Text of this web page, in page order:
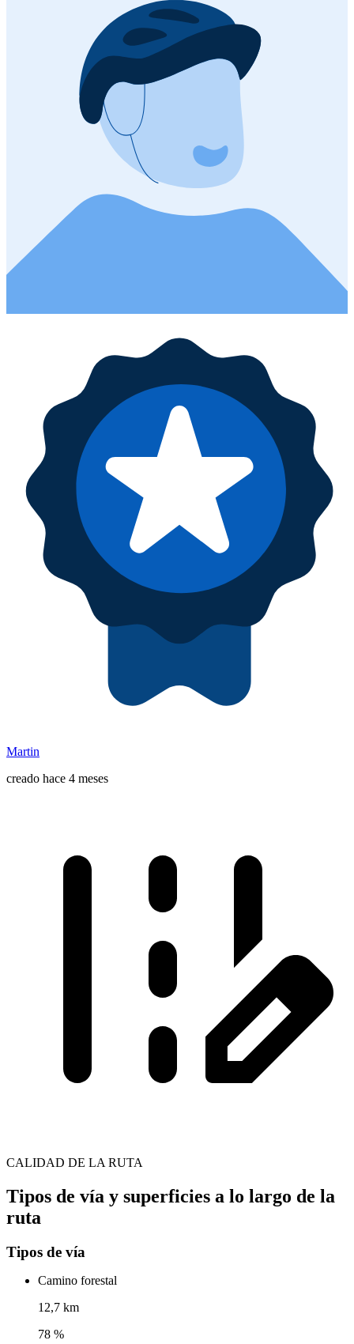
Martin
creado hace 4 meses
CALIDAD DE LA RUTA
Tipos de vía y superficies a lo largo de la
ruta
Tipos de vía
Camino forestal
12,7 km
78 %